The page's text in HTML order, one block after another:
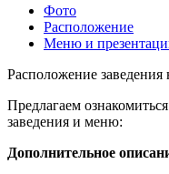
Фото
Расположение
Меню и
Расположение заведения
Предлагаем
заведения и меню:
Дополнительное